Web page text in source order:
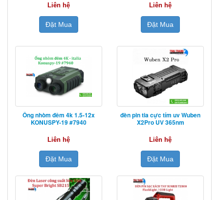
Liên hệ
Đặt Mua
Liên hệ
Đặt Mua
Ống nhòm đêm 4k 1.5-12x
KONUSPY-19 #7940
Liên hệ
Đặt Mua
đèn pin tia cực tím uv Wuben
X2Pro UV 365nm
Liên hệ
Đặt Mua